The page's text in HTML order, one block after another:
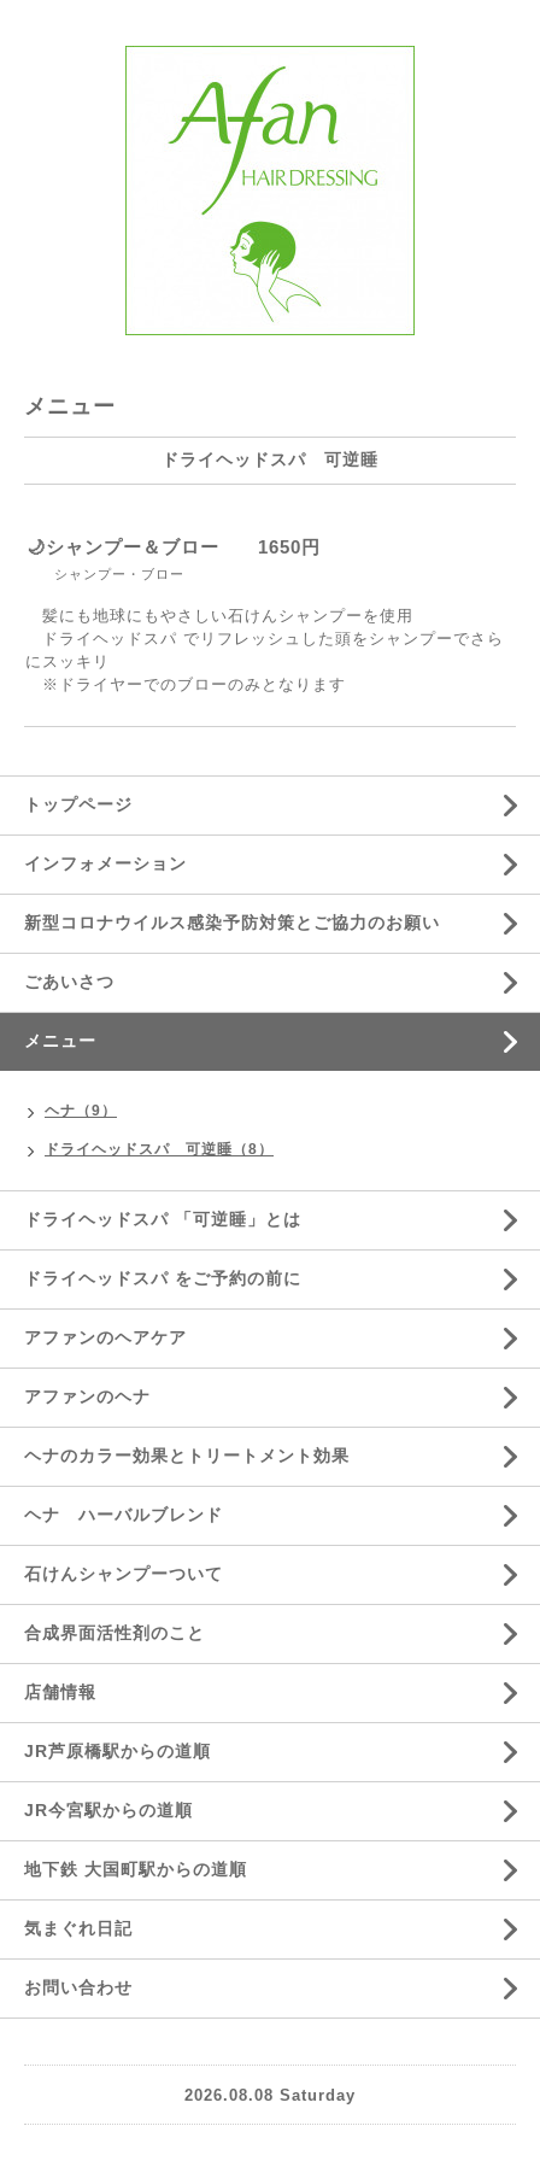
メニュー
ドライヘッドスパ 可逆睡
🌙シャンプー＆ブロー 1650円
シャンプー・ブロー
髪にも地球にもやさしい石けんシャンプーを使用
ドライヘッドスパ でリフレッシュした頭をシャンプーでさら
にスッキリ
※ドライヤーでのブローのみとなります
トップページ
インフォメーション
新型コロナウイルス感染予防対策とご協力のお願い
ごあいさつ
メニュー
ヘナ（9）
ドライヘッドスパ 可逆睡（8）
ドライヘッドスパ 「可逆睡」とは
ドライヘッドスパ をご予約の前に
アファンのヘアケア
アファンのヘナ
ヘナのカラー効果とトリートメント効果
ヘナ ハーバルブレンド
石けんシャンプーついて
合成界面活性剤のこと
店舗情報
JR芦原橋駅からの道順
JR今宮駅からの道順
地下鉄 大国町駅からの道順
気まぐれ日記
お問い合わせ
2026.08.08 Saturday